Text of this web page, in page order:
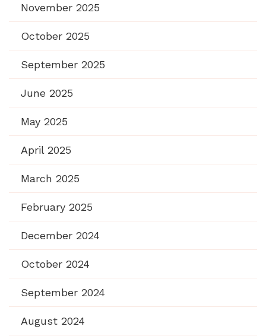
November 2025
October 2025
September 2025
June 2025
May 2025
April 2025
March 2025
February 2025
December 2024
October 2024
September 2024
August 2024